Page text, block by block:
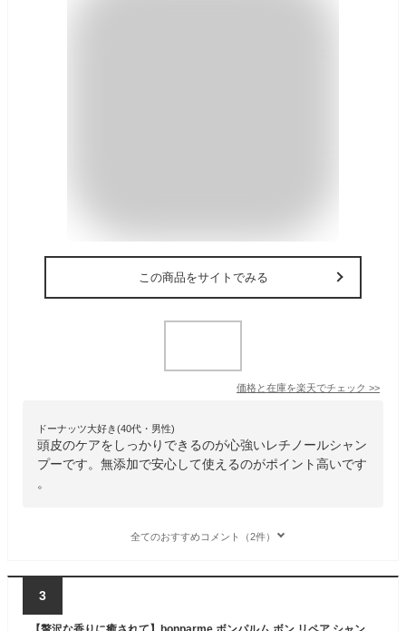
この商品をサイトでみる
価格と在庫を楽天でチェック >>
ドーナッツ大好き(40代・男性)
頭皮のケアをしっかりできるのが心強いレチノールシャン
プーです。無添加で安心して使えるのがポイント高いです
。
全てのおすすめコメント（2件）
3
【贅沢な香りに癒されて】bonparme ボンパルム ボン リペア シャンプー (ボトル単品)